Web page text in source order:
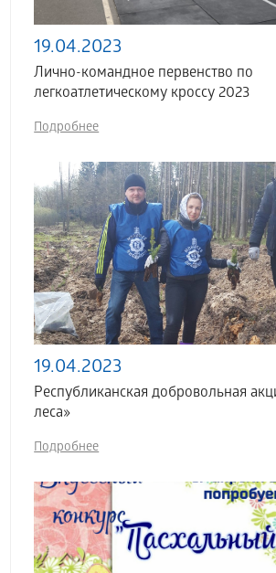
19.04.2023
Лично-командное первенство по
легкоатлетическому кроссу 2023
Подробнее
19.04.2023
Республиканская добровольная
леса»
Подробнее